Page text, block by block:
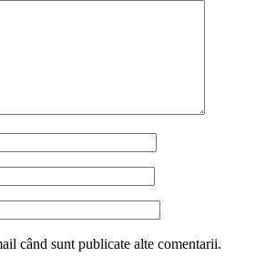
când sunt publicate alte comentarii.